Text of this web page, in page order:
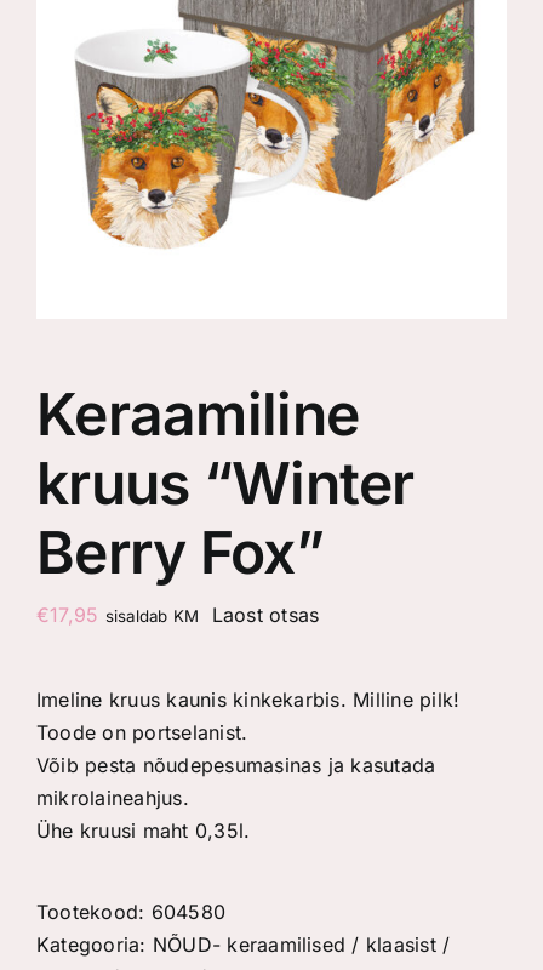
Keraamiline
kruus “Winter
Berry Fox”
€17,95 sisaldab KM Laost otsas
Imeline kruus kaunis kinkekarbis. Milline pilk!
Toode on portselanist.
Võib pesta nõudepesumasinas ja kasutada
mikrolaineahjus.
Ühe kruusi maht 0,35l.
Tootekood: 604580
Kategooria: NÕUD- keraamilised / klaasist /